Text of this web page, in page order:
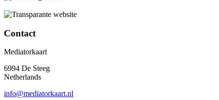
Contact
Mediatorkaart
6994 De Steeg
Netherlands
info@mediatorkaart.nl